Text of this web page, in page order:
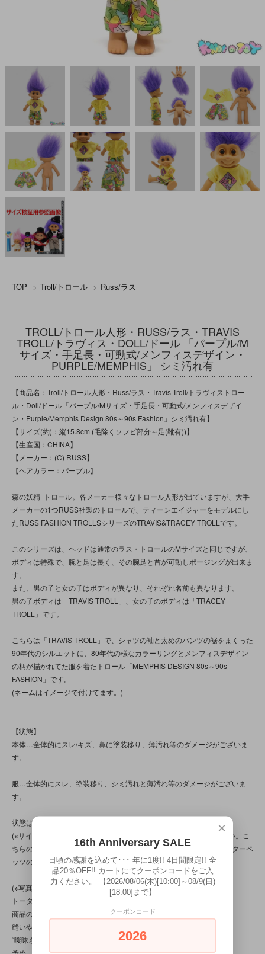
TOP > Troll/トロール > Russ/ラス
TROLL/トロール人形・RUSS/ラス・TRAVIS
TROLL/トラヴィス・DOLL/ドール 「パープル/M
サイズ・手足長・可動式/メンフィスデザイン・
PURPLE/MEMPHIS」 シミ汚れ有
【商品名：Troll/トロール人形・Russ/ラス・Travis Troll/トラヴィストロー
ル・Doll/ドール「パープル/Mサイズ・手足長・可動式/メンフィスデザイ
ン・Purple/Memphis Design 80s～90s Fashion」シミ汚れ有】
【サイズ(約)：縦15.8cm (毛除くソフビ部分～足(靴有))】
【生産国：CHINA】
【メーカー：(C) RUSS】
【ヘアカラー：パープル】
森の妖精･トロール。各メーカー様々なトロール人形が出ていますが、大手
メーカーの1つRUSS社製のトロールで、ティーンエイジャーをモデルにし
たRUSS FASHION TROLLSシリーズのTRAVIS&TRACEY TROLLです。
このシリーズは、ヘッドは通常のラス・トロールのMサイズと同じですが、
ボディは特殊で、腕と足は長く、その腕足と首が可動しポージングが出来ま
す。
また、男の子と女の子はボディが異なり、それぞれ名前も異なります。
男の子ボディは「TRAVIS TROLL」、女の子のボディは「TRACEY
TROLL」です。
こちらは「TRAVIS TROLL」で、シャツの袖と太めのパンツの裾をまくった
90年代のシルエットに、80年代の様なカラーリングとメンフィスデザイン
の柄が描かれてた服を着たトロール「MEMPHIS DESIGN 80s～90s
FASHION」です。
(ネームはイメージで付けてます。)
【状態】
本体…全体的にスレ/キズ、鼻に塗装移り、薄汚れ等のダメージがございま
す。
服…全体的にスレ、塗装移り、シミ汚れと薄汚れ等のダメージがございま
す。
状態は、9枚の写真と併せてご確認ください。
(※サイズは写真9枚目のサイズ検証用参照画像も併せてご確認ください。こ
ちらのトロールは一番右のトロールと同じサイズ感です。なお、ピーターペ
ッツのサイズは縦11.6cmです。)
(※写真は、光の当たり方によって見え方が変わる為、
トータル的に判断頂けると幸いです。
商品の特性/性質上、上記の問題以前に、
縫いや玉止め、接着、バリ処理、作り自体に、
“曖昧さ”“甘さ”“雑さ”の部分が見られる商品です。
×
16th Anniversary SALE
日頃の感謝を込めて･･･ 年に1度!! 4日間限定!! 全
品20％OFF!! カートにてクーポンコードをご入
力ください。 【2026/08/06(木)[10:00]～08/9(日)
[18:00]まで】
クーポンコード
2026